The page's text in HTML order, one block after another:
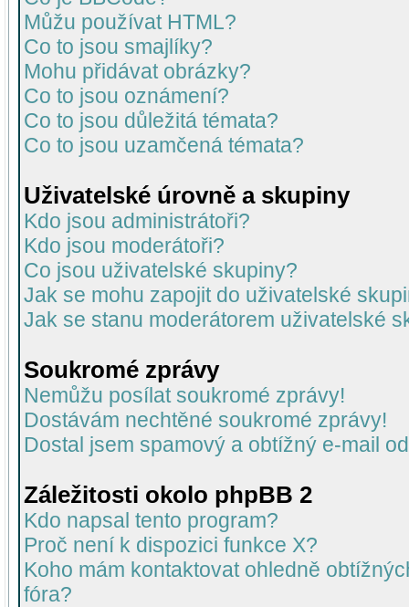
Můžu používat HTML?
Co to jsou smajlíky?
Mohu přidávat obrázky?
Co to jsou oznámení?
Co to jsou důležitá témata?
Co to jsou uzamčená témata?
Uživatelské úrovně a skupiny
Kdo jsou administrátoři?
Kdo jsou moderátoři?
Co jsou uživatelské skupiny?
Jak se mohu zapojit do uživatelské
Jak se stanu moderátorem uživatelské
Soukromé zprávy
Nemůžu posílat soukromé zprávy!
Dostávám nechtěné soukromé zprávy!
Dostal jsem spamový a obtížný e-mail
Záležitosti okolo phpBB 2
Kdo napsal tento program?
Proč není k dispozici funkce X?
Koho mám kontaktovat ohledně
fóra?